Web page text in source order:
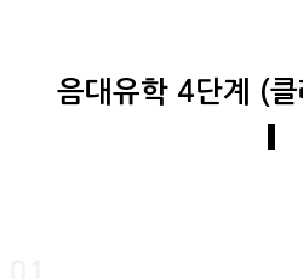
음대유학 4단계 (